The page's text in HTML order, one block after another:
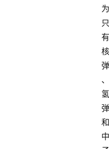
为
只
有
核
弹
、
氢
弹
和
中